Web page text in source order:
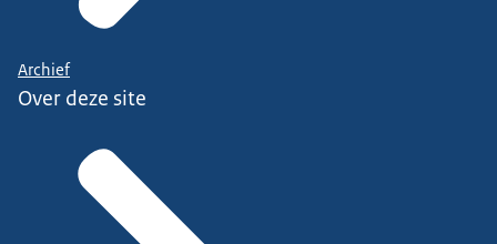
Archief
Over deze site